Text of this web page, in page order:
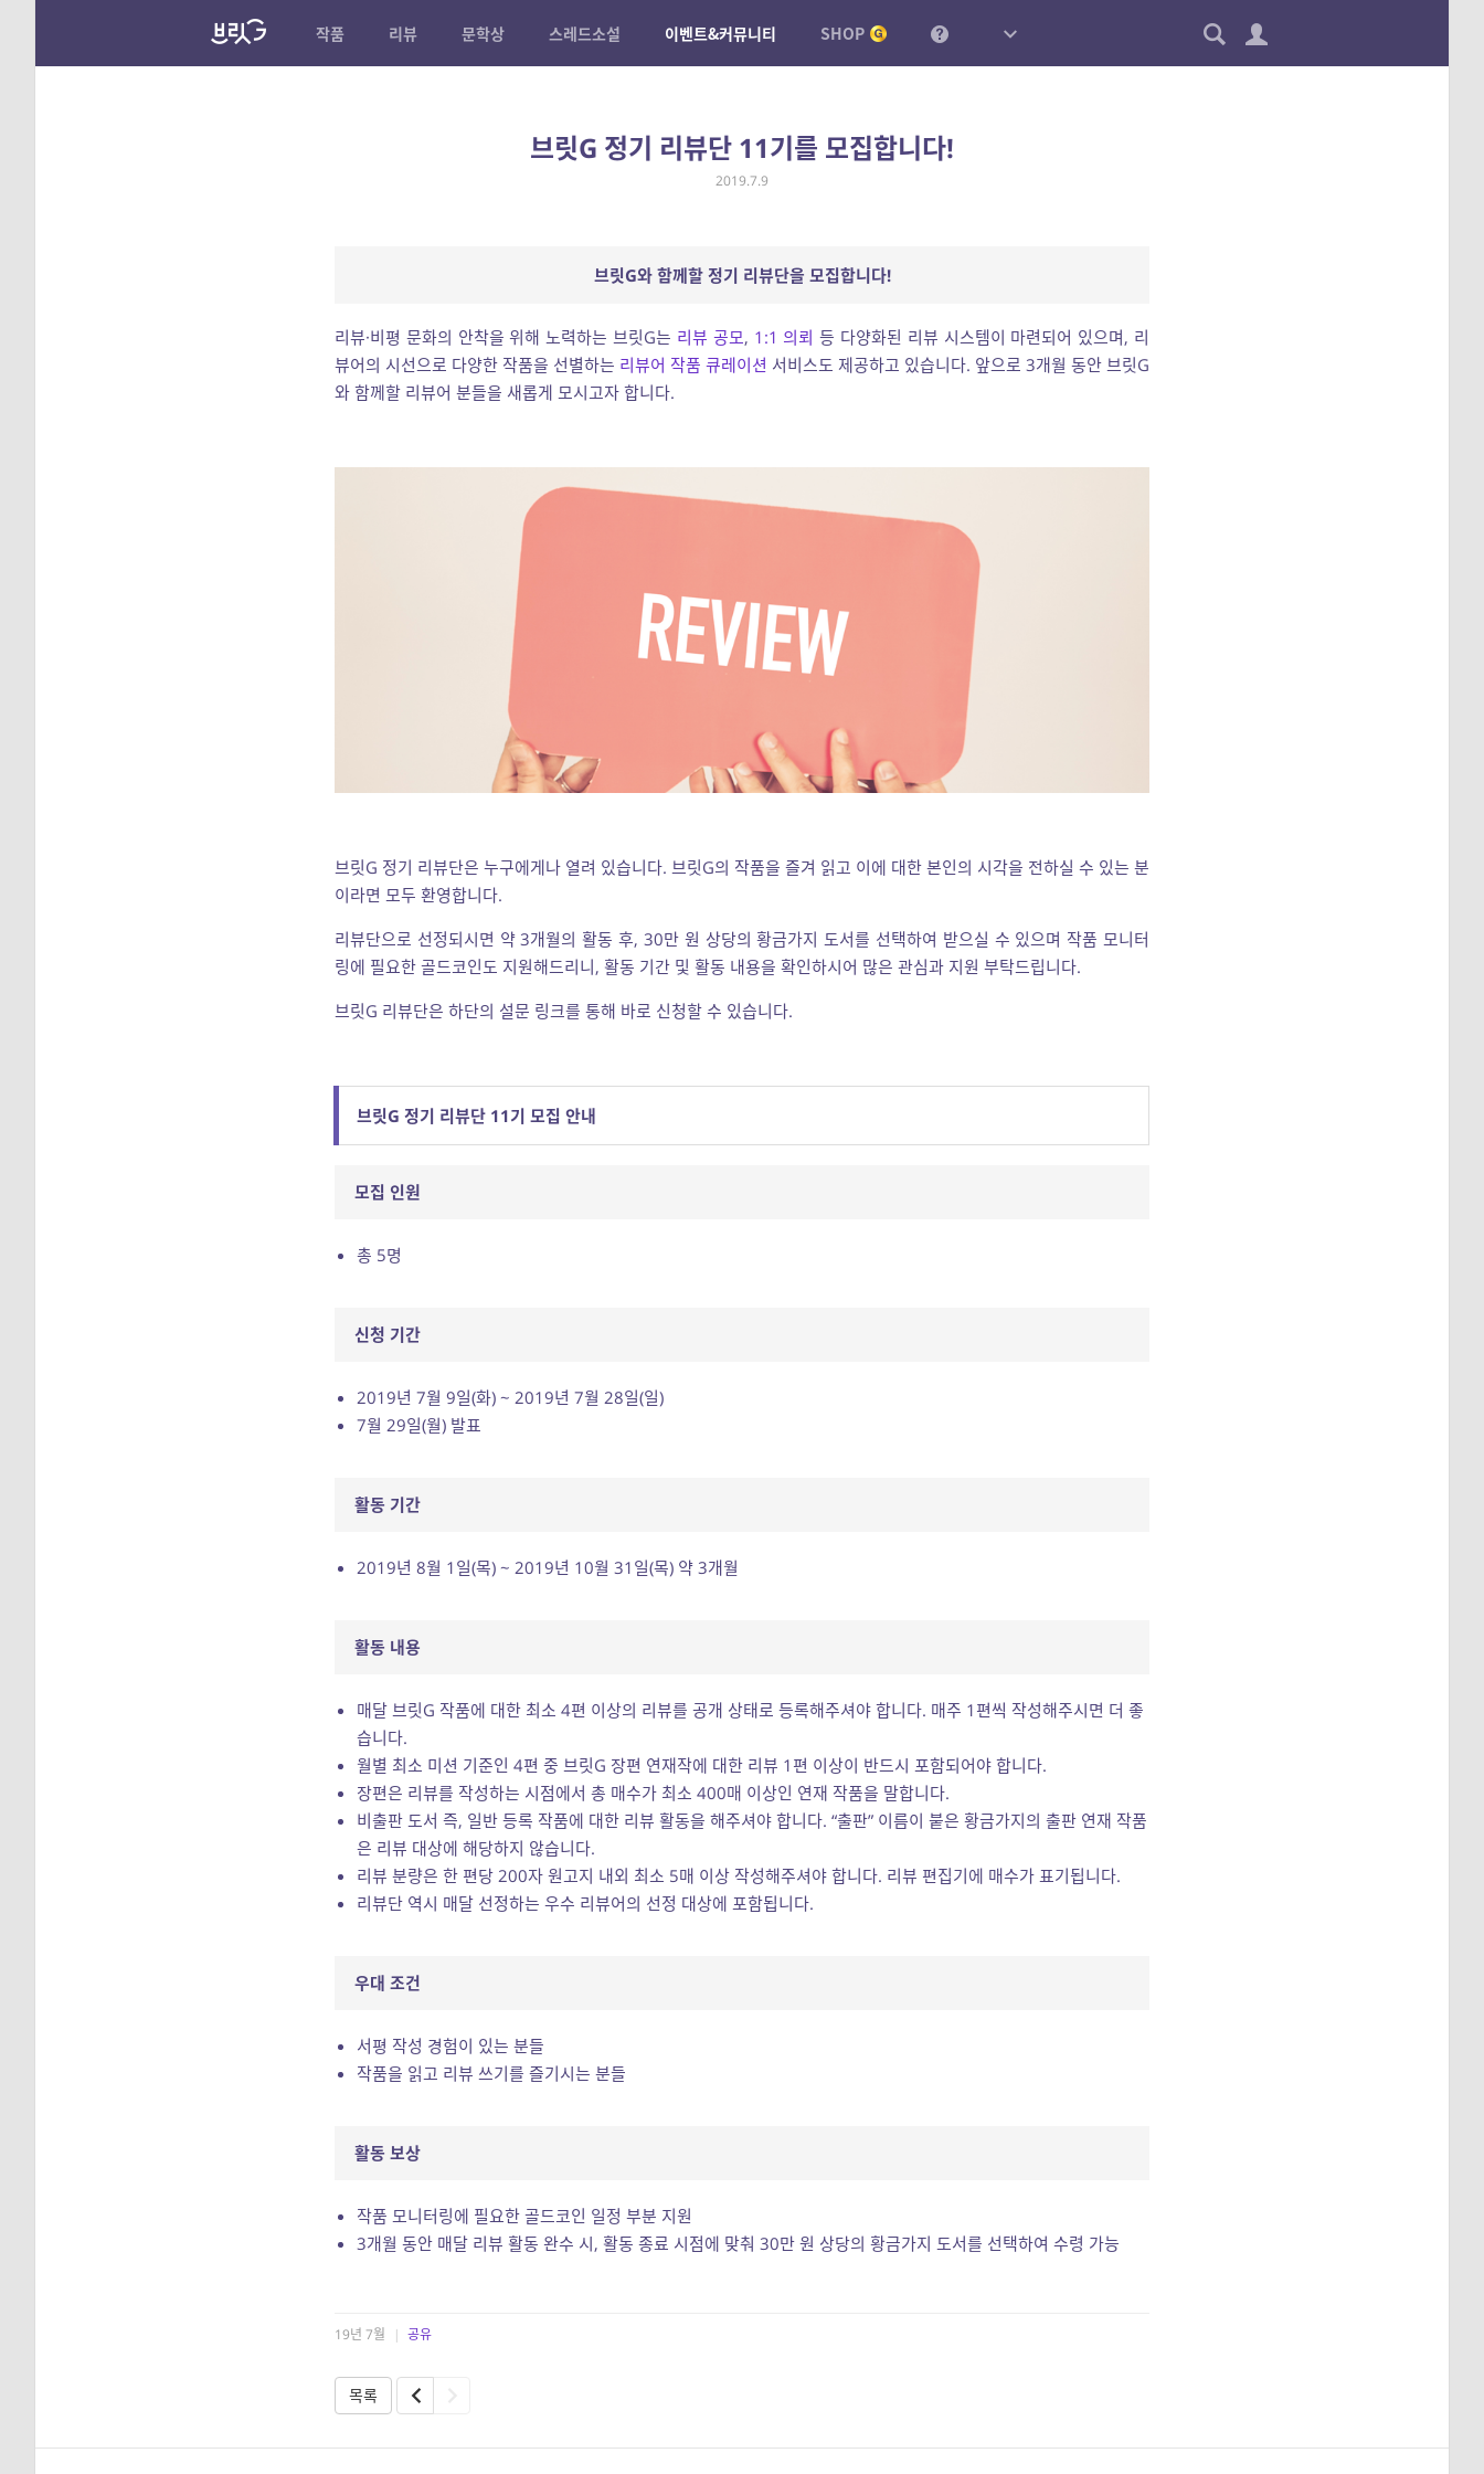
작품 리뷰 문학상 스레드소설 이벤트&커뮤니티 SHOP
브릿G 정기 리뷰단 11기를 모집합니다!
2019.7.9
브릿G와 함께할 정기 리뷰단을 모집합니다!
리뷰·비평 문화의 안착을 위해 노력하는 브릿G는 리뷰 공모, 1:1 의뢰 등 다양화된 리뷰 시스템이 마련되어 있으며, 리
뷰어의 시선으로 다양한 작품을 선별하는 리뷰어 작품 큐레이션 서비스도 제공하고 있습니다. 앞으로 3개월 동안 브릿G
와 함께할 리뷰어 분들을 새롭게 모시고자 합니다.
브릿G 정기 리뷰단은 누구에게나 열려 있습니다. 브릿G의 작품을 즐겨 읽고 이에 대한 본인의 시각을 전하실 수 있는 분
이라면 모두 환영합니다.
리뷰단으로 선정되시면 약 3개월의 활동 후, 30만 원 상당의 황금가지 도서를 선택하여 받으실 수 있으며 작품 모니터
링에 필요한 골드코인도 지원해드리니, 활동 기간 및 활동 내용을 확인하시어 많은 관심과 지원 부탁드립니다.
브릿G 리뷰단은 하단의 설문 링크를 통해 바로 신청할 수 있습니다.
브릿G 정기 리뷰단 11기 모집 안내
모집 인원
총 5명
신청 기간
2019년 7월 9일(화) ~ 2019년 7월 28일(일)
7월 29일(월) 발표
활동 기간
2019년 8월 1일(목) ~ 2019년 10월 31일(목) 약 3개월
활동 내용
매달 브릿G 작품에 대한 최소 4편 이상의 리뷰를 공개 상태로 등록해주셔야 합니다. 매주 1편씩 작성해주시면 더 좋
습니다.
월별 최소 미션 기준인 4편 중 브릿G 장편 연재작에 대한 리뷰 1편 이상이 반드시 포함되어야 합니다.
장편은 리뷰를 작성하는 시점에서 총 매수가 최소 400매 이상인 연재 작품을 말합니다.
비출판 도서 즉, 일반 등록 작품에 대한 리뷰 활동을 해주셔야 합니다. “출판” 이름이 붙은 황금가지의 출판 연재 작품
은 리뷰 대상에 해당하지 않습니다.
리뷰 분량은 한 편당 200자 원고지 내외 최소 5매 이상 작성해주셔야 합니다. 리뷰 편집기에 매수가 표기됩니다.
리뷰단 역시 매달 선정하는 우수 리뷰어의 선정 대상에 포함됩니다.
우대 조건
서평 작성 경험이 있는 분들
작품을 읽고 리뷰 쓰기를 즐기시는 분들
활동 보상
작품 모니터링에 필요한 골드코인 일정 부분 지원
3개월 동안 매달 리뷰 활동 완수 시, 활동 종료 시점에 맞춰 30만 원 상당의 황금가지 도서를 선택하여 수령 가능
19년 7월 | 공유
목록